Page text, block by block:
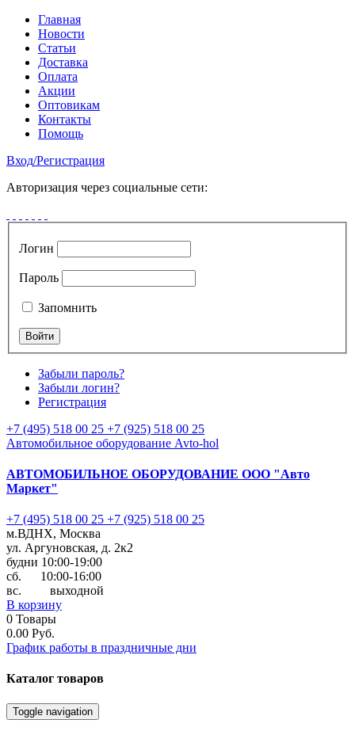
Главная
Новости
Статьи
Доставка
Оплата
Акции
Оптовикам
Контакты
Помощь
Вход/Регистрация
Авторизация через социальные сети:
Логин
Пароль
Запомнить
Забыли пароль?
Забыли логин?
Регистрация
+7 (495) 518 00 25 +7 (925) 518 00 25
Автомобильное оборудование Avto-hol
АВТОМОБИЛЬНОЕ ОБОРУДОВАНИЕ ООО "Авто
Маркет"
+7 (495) 518 00 25 +7 (925) 518 00 25
м.ВДНХ, Москва
ул. Аргуновская, д. 2к2
будни 10:00-19:00
cб. 10:00-16:00
вс. выходной
В корзину
0 Товары
0.00 Руб.
График работы в праздничные дни
Каталог товаров
Toggle navigation